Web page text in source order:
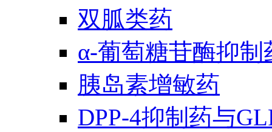
双胍类药
α-葡萄糖苷酶抑制
胰岛素增敏药
DPP-4抑制药与